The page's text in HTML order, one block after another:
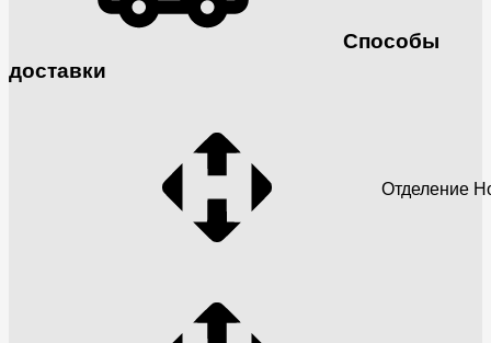
Способы
доставки
Отделение